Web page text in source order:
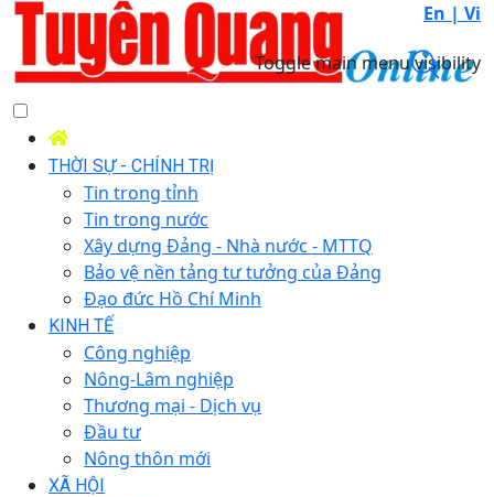
En | Vi
Toggle main menu visibility
THỜI SỰ - CHÍNH TRỊ
Tin trong tỉnh
Tin trong nước
Xây dựng Đảng - Nhà nước - MTTQ
Bảo vệ nền tảng tư tưởng của Đảng
Đạo đức Hồ Chí Minh
KINH TẾ
Công nghiệp
Nông-Lâm nghiệp
Thương mại - Dịch vụ
Đầu tư
Nông thôn mới
XÃ HỘI